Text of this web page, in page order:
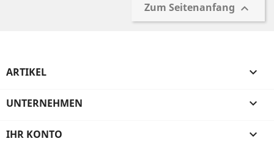
Zum Seitenanfang 
ARTIKEL 
UNTERNEHMEN 
IHR KONTO 